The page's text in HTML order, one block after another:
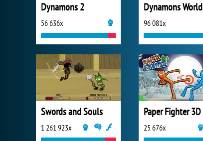
Dynamons 2
56 636x
Dynamons World
96 081x
Swords and Souls
1 261 923x
Paper Fighter 3D
25 676x